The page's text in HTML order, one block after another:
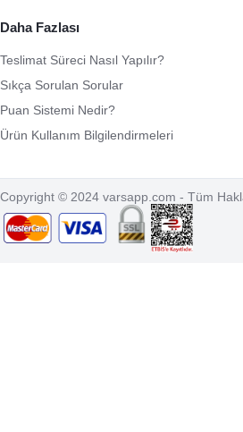
Daha Fazlası
Teslimat Süreci Nasıl Yapılır?
Sıkça Sorulan Sorular
Puan Sistemi Nedir?
Ürün Kullanım Bilgilendirmeleri
Copyright © 2024 varsapp.com - Tüm